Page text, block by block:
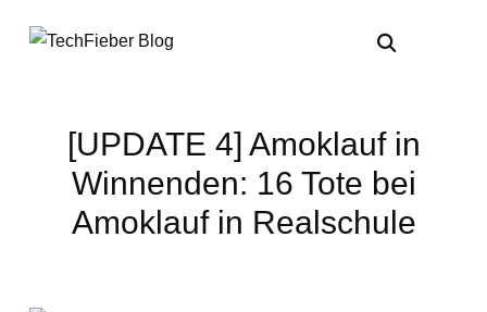
[UPDATE 4] Amoklauf in
Winnenden: 16 Tote bei
Amoklauf in Realschule